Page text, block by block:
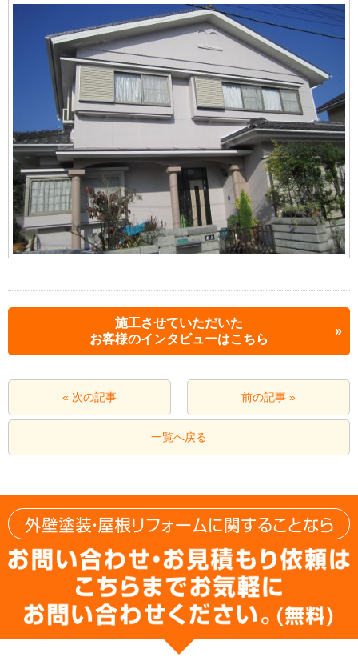
施工させていただいた
お客様のインタビューはこちら
« 次の記事 前の記事 »
一覧へ戻る